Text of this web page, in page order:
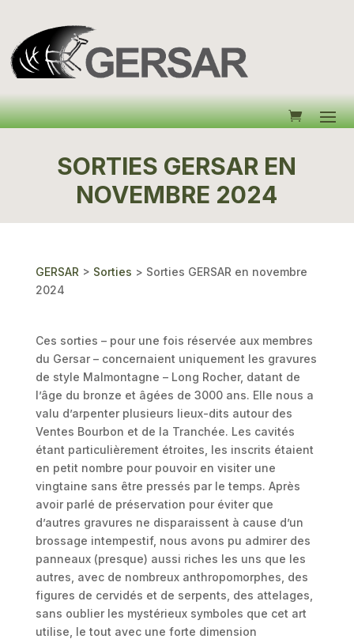
SORTIES GERSAR EN
NOVEMBRE 2024
GERSAR > Sorties > Sorties GERSAR en novembre
2024
Ces sorties – pour une fois réservée aux membres
du Gersar – concernaient uniquement les gravures
de style Malmontagne – Long Rocher, datant de
l’âge du bronze et âgées de 3000 ans. Elle nous a
valu d’arpenter plusieurs lieux-dits autour des
Ventes Bourbon et de la Tranchée. Les cavités
étant particulièrement étroites, les inscrits étaient
en petit nombre pour pouvoir en visiter une
vingtaine sans être pressés par le temps. Après
avoir parlé de préservation pour éviter que
d’autres gravures ne disparaissent à cause d’un
brossage intempestif, nous avons pu admirer des
panneaux (presque) aussi riches les uns que les
autres, avec de nombreux anthropomorphes, des
figures de cervidés et de serpents, des attelages,
sans oublier les mystérieux symboles que cet art
utilise, le tout avec une forte dimension